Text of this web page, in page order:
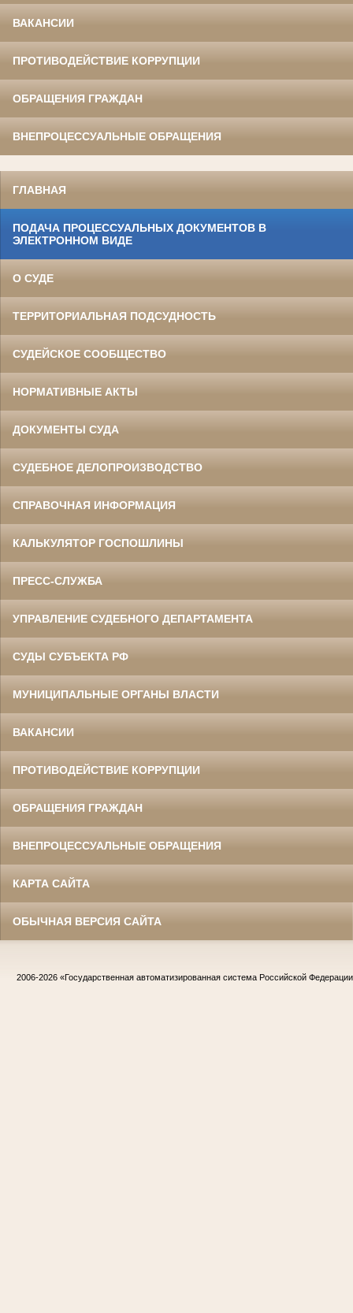
ВАКАНСИИ
ПРОТИВОДЕЙСТВИЕ КОРРУПЦИИ
ОБРАЩЕНИЯ ГРАЖДАН
ВНЕПРОЦЕССУАЛЬНЫЕ ОБРАЩЕНИЯ
ГЛАВНАЯ
ПОДАЧА ПРОЦЕССУАЛЬНЫХ ДОКУМЕНТОВ В
ЭЛЕКТРОННОМ ВИДЕ
О СУДЕ
ТЕРРИТОРИАЛЬНАЯ ПОДСУДНОСТЬ
СУДЕЙСКОЕ СООБЩЕСТВО
НОРМАТИВНЫЕ АКТЫ
ДОКУМЕНТЫ СУДА
СУДЕБНОЕ ДЕЛОПРОИЗВОДСТВО
СПРАВОЧНАЯ ИНФОРМАЦИЯ
КАЛЬКУЛЯТОР ГОСПОШЛИНЫ
ПРЕСС-СЛУЖБА
УПРАВЛЕНИЕ СУДЕБНОГО ДЕПАРТАМЕНТА
СУДЫ СУБЪЕКТА РФ
МУНИЦИПАЛЬНЫЕ ОРГАНЫ ВЛАСТИ
ВАКАНСИИ
ПРОТИВОДЕЙСТВИЕ КОРРУПЦИИ
ОБРАЩЕНИЯ ГРАЖДАН
ВНЕПРОЦЕССУАЛЬНЫЕ ОБРАЩЕНИЯ
КАРТА САЙТА
ОБЫЧНАЯ ВЕРСИЯ САЙТА
2006-2026 «Государственная автоматизированная система Российской